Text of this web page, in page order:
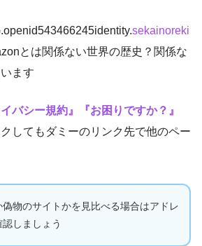
sekainoreki
とは関係ない世界の歴史？関係な
ます
バシー規約』『お困りですか？』
してもダミーのリンク先で他のペー
偽物のサイトかを見比べる場合はアドレ
認しましょう